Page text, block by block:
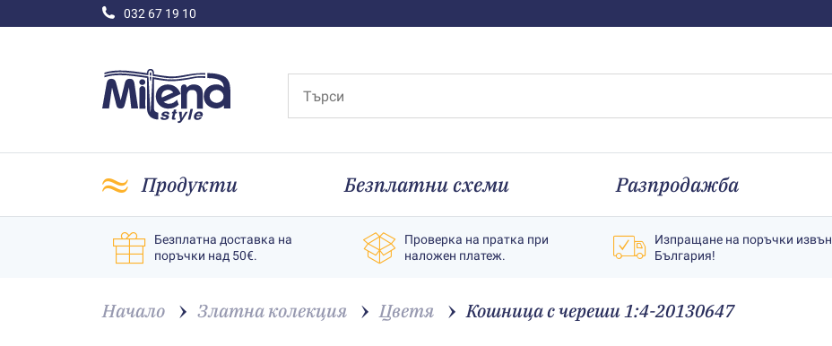
032 67 19 10
Продукти Безплатни схеми Разпродажба
Безплатна доставка на
поръчки над 50€.
Проверка на пратка при
наложен платеж.
Изпращане на поръчки извън
България!
Начало Златна колекция Цветя Кошница с череши 1:4-20130647